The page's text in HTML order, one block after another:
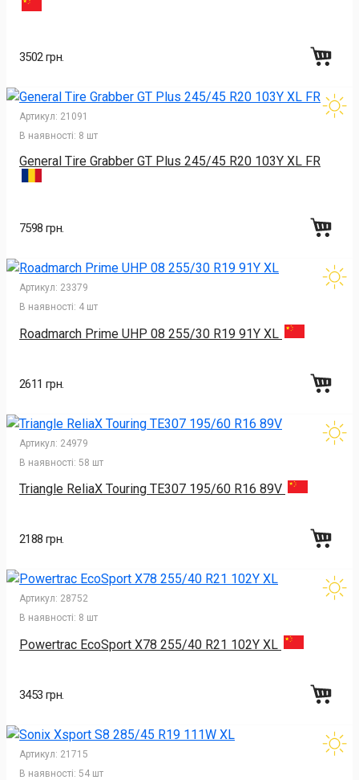
3502 грн.
Артикул: 21091
В наявності: 8 шт
General Tire Grabber GT Plus 245/45 R20 103Y XL FR
7598 грн.
Артикул: 23379
В наявності: 4 шт
Roadmarch Prime UHP 08 255/30 R19 91Y XL
2611 грн.
Артикул: 24979
В наявності: 58 шт
Triangle ReliaX Touring TE307 195/60 R16 89V
2188 грн.
Артикул: 28752
В наявності: 8 шт
Powertrac EcoSport X78 255/40 R21 102Y XL
3453 грн.
Артикул: 21715
В наявності: 54 шт